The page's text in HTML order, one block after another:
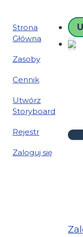
Strona
Główna
Zasoby
Cennik
Utwórz
Storyboard
Rejestr
Zaloguj się